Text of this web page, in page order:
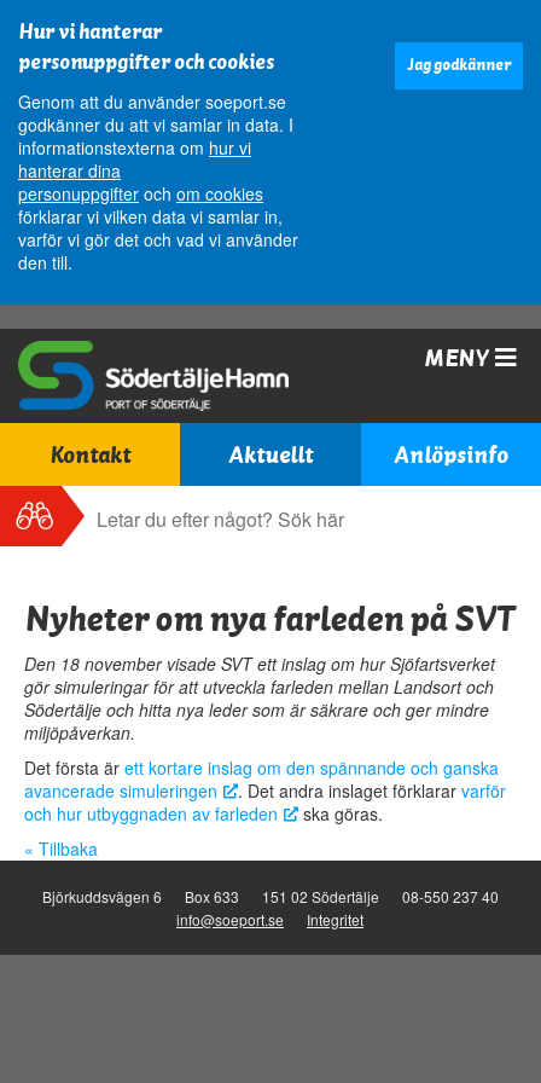
Hur vi hanterar
personuppgifter och cookies
Genom att du använder soeport.se
godkänner du att vi samlar in data. I
informationstexterna om hur vi
hanterar dina
personuppgifter och om cookies
förklarar vi vilken data vi samlar in,
varför vi gör det och vad vi använder
den till.
Jag godkänner
MENY
Kontakt Aktuellt
Anlöpsinfo
Sök
Nyheter om nya farleden på SVT
Den 18 november visade SVT ett inslag om hur Sjöfartsverket
gör simuleringar för att utveckla farleden mellan Landsort och
Södertälje och hitta nya leder som är säkrare och ger mindre
miljöpåverkan.
Det första är ett kortare inslag om den spännande och ganska
avancerade simuleringen
. Det andra inslaget förklarar varför
och hur utbyggnaden av farleden
ska göras.
« Tillbaka
Björkuddsvägen 6 Box 633 151 02 Södertälje
08-550 237 40
info@soeport.se
Integritet